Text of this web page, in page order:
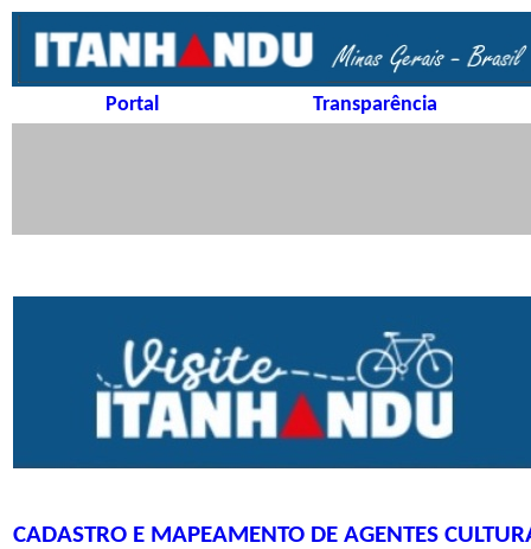
Portal Transparência
CADASTRO E MAPEAMENTO DE AGENTES